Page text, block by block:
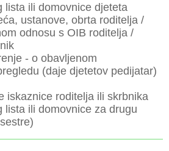
lista ili domovnice djeteta
ustanove, obrta roditelja /
odnosu s OIB roditelja /
- o obavljenom
(daje djetetov pedijatar)
iskaznice roditelja ili skrbnika
lista ili domovnice za drugu